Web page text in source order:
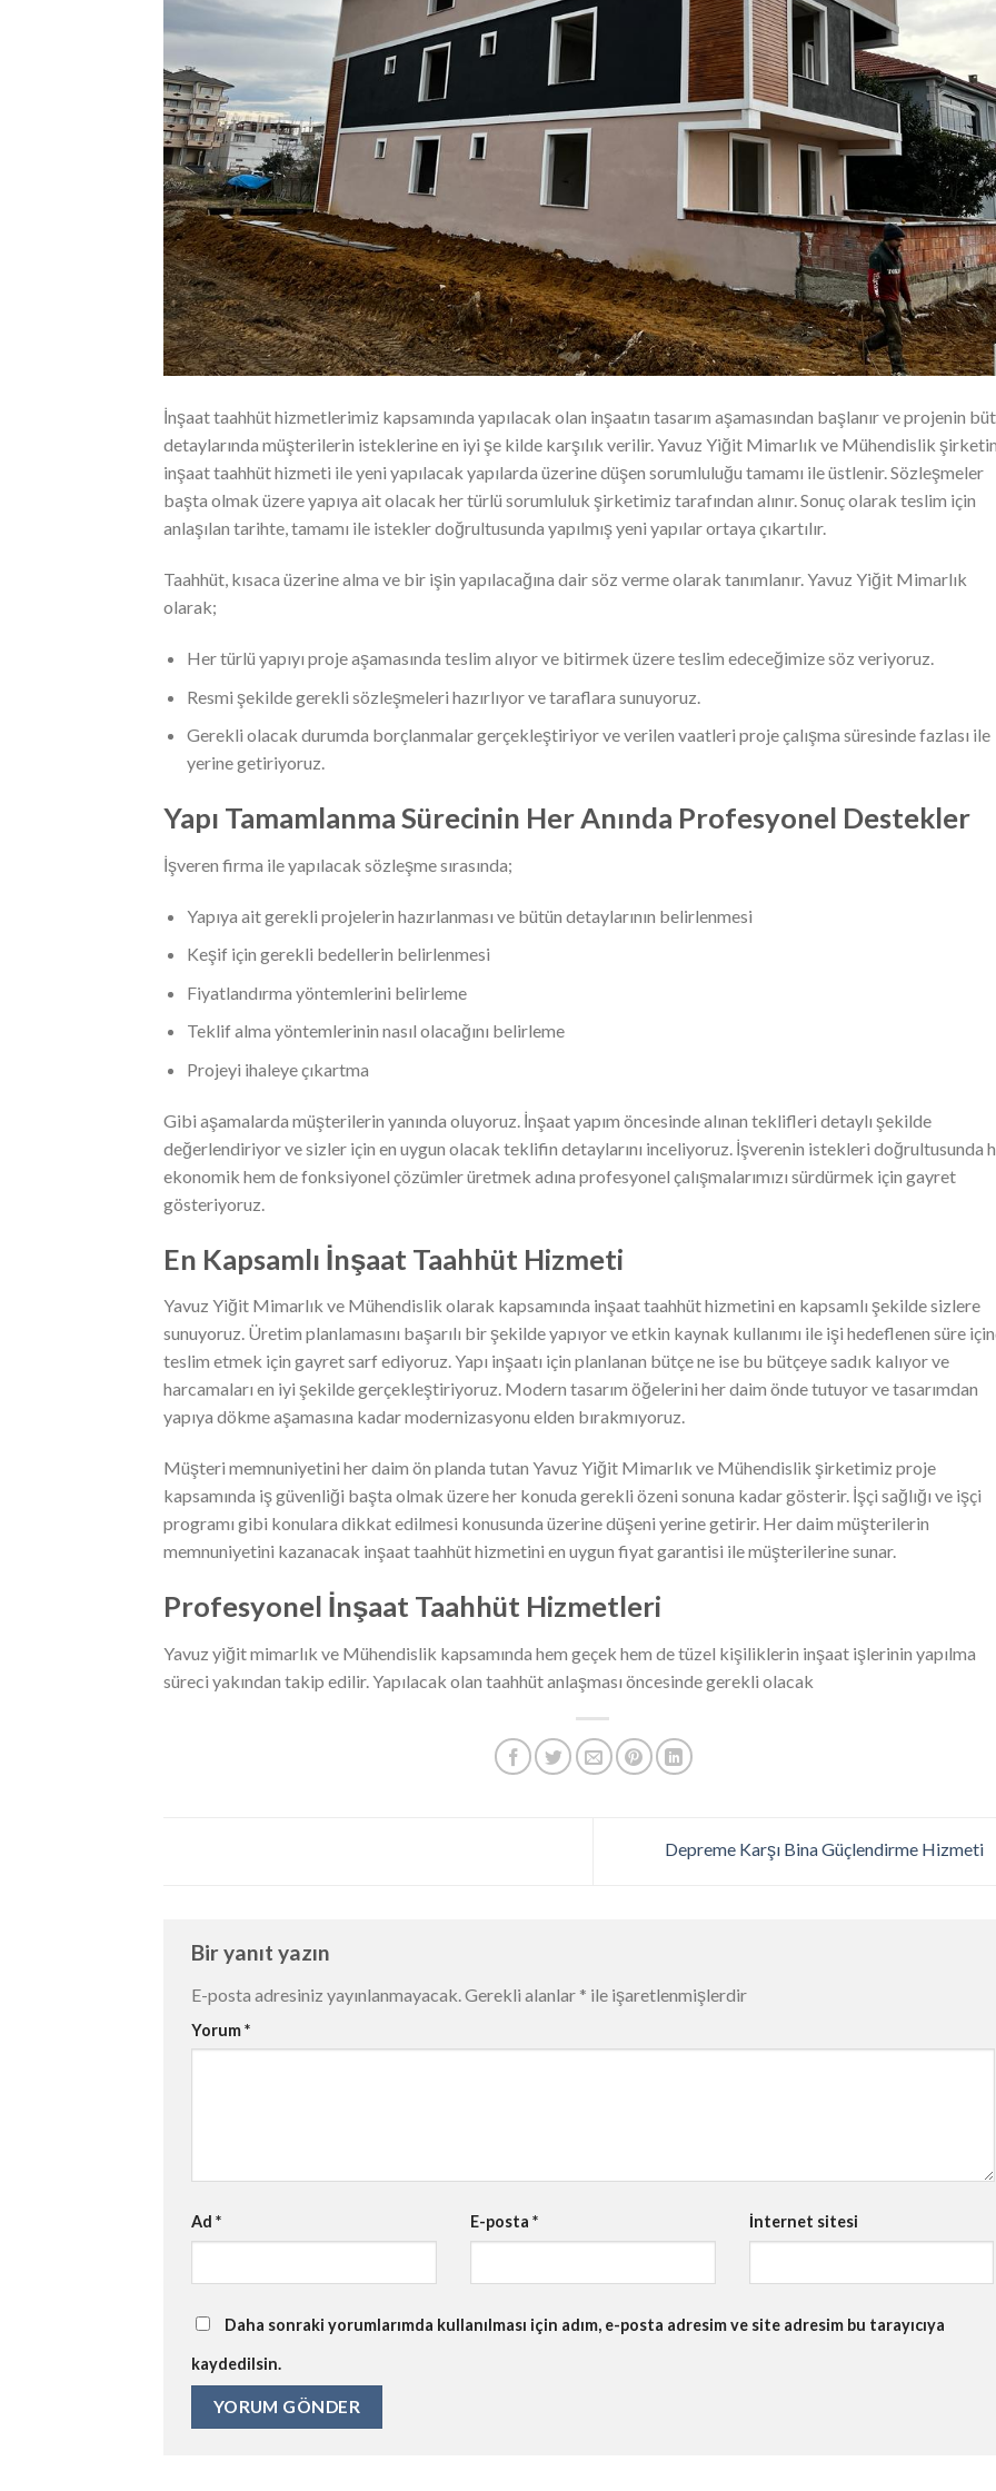
İnşaat taahhüt hizmetlerimiz kapsamında yapılacak olan inşaatın tasarım aşamasından başlanır ve projenin
detaylarında müşterilerin isteklerine en iyi şe kilde karşılık verilir. Yavuz Yiğit Mimarlık ve Mühendislik
inşaat taahhüt hizmeti ile yeni yapılacak yapılarda üzerine düşen sorumluluğu tamamı ile üstlenir. Sözleşmeler
başta olmak üzere yapıya ait olacak her türlü sorumluluk şirketimiz tarafından alınır. Sonuç olarak teslim için
anlaşılan tarihte, tamamı ile istekler doğrultusunda yapılmış yeni yapılar ortaya çıkartılır.
Taahhüt, kısaca üzerine alma ve bir işin yapılacağına dair söz verme olarak tanımlanır. Yavuz Yiğit Mimarlık
olarak;
Her türlü yapıyı proje aşamasında teslim alıyor ve bitirmek üzere teslim edeceğimize söz veriyoruz.
Resmi şekilde gerekli sözleşmeleri hazırlıyor ve taraflara sunuyoruz.
Gerekli olacak durumda borçlanmalar gerçekleştiriyor ve verilen vaatleri proje çalışma süresinde fazlası ile
yerine getiriyoruz.
Yapı Tamamlanma Sürecinin Her Anında Profesyonel Destekler
İşveren firma ile yapılacak sözleşme sırasında;
Yapıya ait gerekli projelerin hazırlanması ve bütün detaylarının belirlenmesi
Keşif için gerekli bedellerin belirlenmesi
Fiyatlandırma yöntemlerini belirleme
Teklif alma yöntemlerinin nasıl olacağını belirleme
Projeyi ihaleye çıkartma
Gibi aşamalarda müşterilerin yanında oluyoruz. İnşaat yapım öncesinde alınan teklifleri detaylı şekilde
değerlendiriyor ve sizler için en uygun olacak teklifin detaylarını inceliyoruz. İşverenin istekleri doğrultusunda
ekonomik hem de fonksiyonel çözümler üretmek adına profesyonel çalışmalarımızı sürdürmek için gayret
gösteriyoruz.
En Kapsamlı İnşaat Taahhüt Hizmeti
Yavuz Yiğit Mimarlık ve Mühendislik olarak kapsamında inşaat taahhüt hizmetini en kapsamlı şekilde sizlere
sunuyoruz. Üretim planlamasını başarılı bir şekilde yapıyor ve etkin kaynak kullanımı ile işi hedeflenen süre
teslim etmek için gayret sarf ediyoruz. Yapı inşaatı için planlanan bütçe ne ise bu bütçeye sadık kalıyor ve
harcamaları en iyi şekilde gerçekleştiriyoruz. Modern tasarım öğelerini her daim önde tutuyor ve tasarımdan
yapıya dökme aşamasına kadar modernizasyonu elden bırakmıyoruz.
Müşteri memnuniyetini her daim ön planda tutan Yavuz Yiğit Mimarlık ve Mühendislik şirketimiz proje
kapsamında iş güvenliği başta olmak üzere her konuda gerekli özeni sonuna kadar gösterir. İşçi sağlığı ve işçi
programı gibi konulara dikkat edilmesi konusunda üzerine düşeni yerine getirir. Her daim müşterilerin
memnuniyetini kazanacak inşaat taahhüt hizmetini en uygun fiyat garantisi ile müşterilerine sunar.
Profesyonel İnşaat Taahhüt Hizmetleri
Yavuz yiğit mimarlık ve Mühendislik kapsamında hem geçek hem de tüzel kişiliklerin inşaat işlerinin yapılma
süreci yakından takip edilir. Yapılacak olan taahhüt anlaşması öncesinde gerekli olacak
Depreme Karşı Bina Güçlendirme Hizmeti
Bir yanıt yazın
E-posta adresiniz yayınlanmayacak. Gerekli alanlar * ile işaretlenmişlerdir
Yorum*
Ad * E-posta * İnternet sitesi
Daha sonraki yorumlarımda kullanılması için adım, e-posta adresim ve site adresim bu tarayıcıya
kaydedilsin.